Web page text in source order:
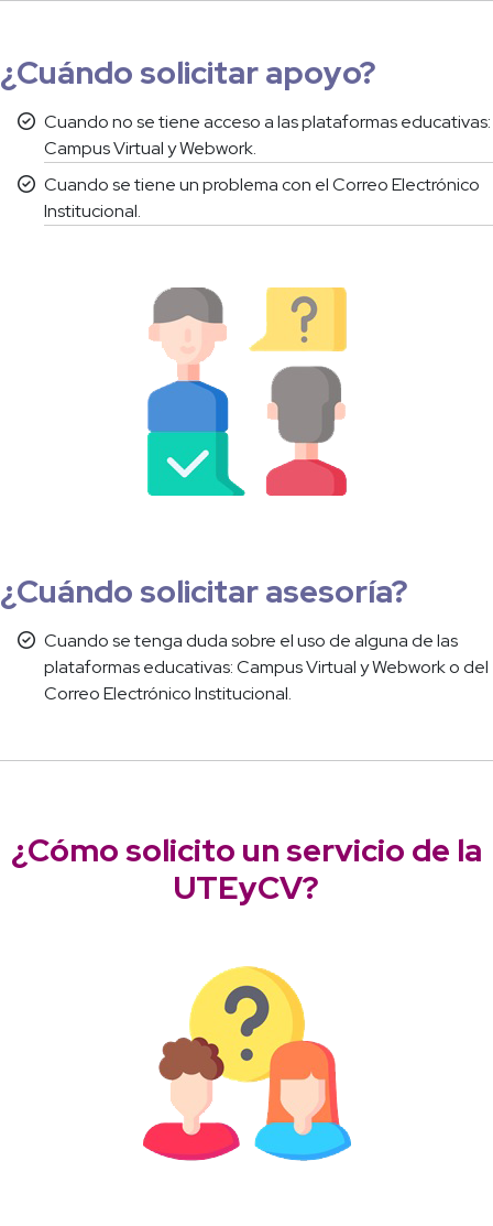
¿Cuándo solicitar apoyo?
Cuando no se tiene acceso a las plataformas educativas:
Campus Virtual y Webwork.
Cuando se tiene un problema con el Correo Electrónico
Institucional.
¿Cuándo solicitar asesoría?
Cuando se tenga duda sobre el uso de alguna de las
plataformas educativas: Campus Virtual y Webwork o del
Correo Electrónico Institucional.
¿Cómo solicito un servicio de la
UTEyCV?